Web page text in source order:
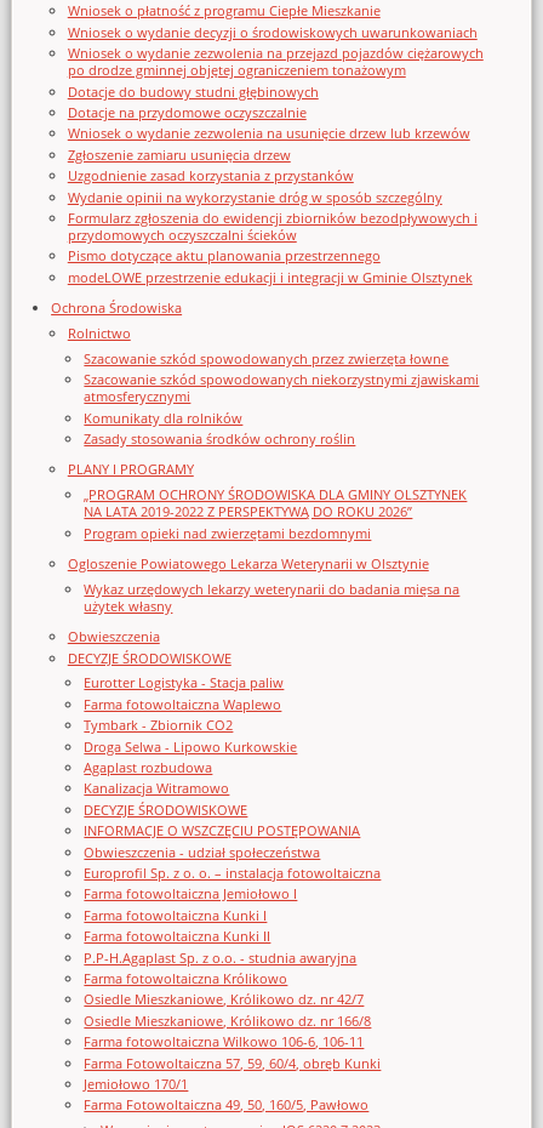
Wniosek o płatność z programu Ciepłe Mieszkanie
Wniosek o wydanie decyzji o środowiskowych uwarunkowaniach
Wniosek o wydanie zezwolenia na przejazd pojazdów ciężarowych
po drodze gminnej objętej ograniczeniem tonażowym
Dotacje do budowy studni głębinowych
Dotacje na przydomowe oczyszczalnie
Wniosek o wydanie zezwolenia na usunięcie drzew lub krzewów
Zgłoszenie zamiaru usunięcia drzew
Uzgodnienie zasad korzystania z przystanków
Wydanie opinii na wykorzystanie dróg w sposób szczególny
Formularz zgłoszenia do ewidencji zbiorników bezodpływowych i
przydomowych oczyszczalni ścieków
Pismo dotyczące aktu planowania przestrzennego
modeLOWE przestrzenie edukacji i integracji w Gminie Olsztynek
Ochrona Środowiska
Rolnictwo
Szacowanie szkód spowodowanych przez zwierzęta łowne
Szacowanie szkód spowodowanych niekorzystnymi zjawiskami
atmosferycznymi
Komunikaty dla rolników
Zasady stosowania środków ochrony roślin
PLANY I PROGRAMY
„PROGRAM OCHRONY ŚRODOWISKA DLA GMINY OLSZTYNEK
NA LATA 2019-2022 Z PERSPEKTYWĄ DO ROKU 2026”
Program opieki nad zwierzętami bezdomnymi
Ogloszenie Powiatowego Lekarza Weterynarii w Olsztynie
Wykaz urzędowych lekarzy weterynarii do badania mięsa na
użytek własny
Obwieszczenia
DECYZJE ŚRODOWISKOWE
Eurotter Logistyka - Stacja paliw
Farma fotowoltaiczna Waplewo
Tymbark - Zbiornik CO2
Droga Selwa - Lipowo Kurkowskie
Agaplast rozbudowa
Kanalizacja Witramowo
DECYZJE ŚRODOWISKOWE
INFORMACJE O WSZCZĘCIU POSTĘPOWANIA
Obwieszczenia - udział społeczeństwa
Europrofil Sp. z o. o. – instalacja fotowoltaiczna
Farma fotowoltaiczna Jemiołowo I
Farma fotowoltaiczna Kunki I
Farma fotowoltaiczna Kunki II
P.P-H.Agaplast Sp. z o.o. - studnia awaryjna
Farma fotowoltaiczna Królikowo
Osiedle Mieszkaniowe, Królikowo dz. nr 42/7
Osiedle Mieszkaniowe, Królikowo dz. nr 166/8
Farma fotowoltaiczna Wilkowo 106-6, 106-11
Farma Fotowoltaiczna 57, 59, 60/4, obręb Kunki
Jemiołowo 170/1
Farma Fotowoltaiczna 49, 50, 160/5, Pawłowo